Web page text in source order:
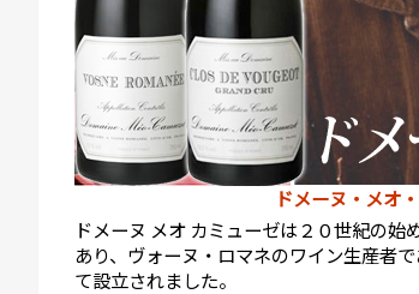
ドメーヌ・メ
ドメーヌ メオ カミューゼは２０世紀の
あり、ヴォーヌ・ロマネのワイン生産者
て設立されました。